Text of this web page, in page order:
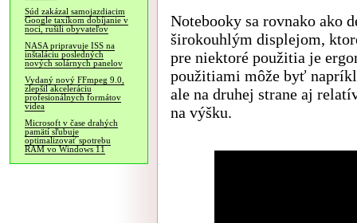
Súd zakázal samojazdiacim
Google taxíkom dobíjanie v
noci, rušili obyvateľov
NASA pripravuje ISS na
inštaláciu posledných
nových solárnych panelov
Vydaný nový FFmpeg 9.0,
zlepšil akceleráciu
profesionálnych formátov
videa
Microsoft v čase drahých
pamätí sľubuje
optimalizovať spotrebu
RAM vo Windows 11
Notebooky sa rovnako ako
širokouhlým displejom,
pre niektoré použitia je
použitiami môže byť
ale na druhej strane aj
na výšku.